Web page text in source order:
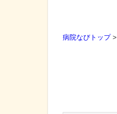
病院なびトップ>